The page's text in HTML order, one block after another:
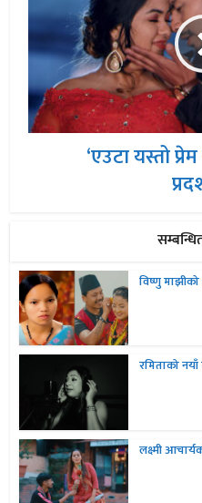
‘एउटा यस्तो
विष्णु माझीको
रमिताको नयाँ
लक्ष्मी